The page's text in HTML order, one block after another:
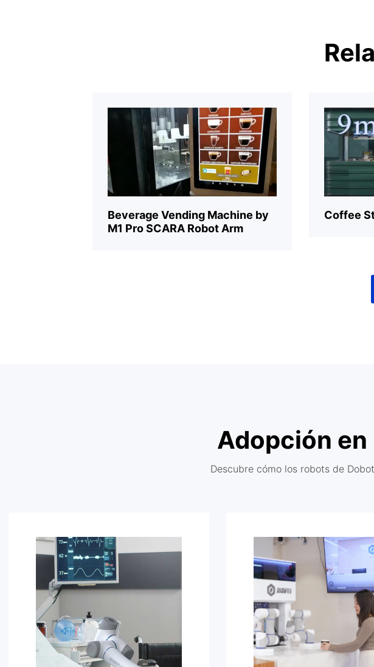
Auto Parts
*He leído y acepto el <Acuerdo de Registro de Usuario>y la
Beverage Vending Machine by
M1 Pro SCARA Robot Arm
Coffee
Adopción
Descubre cómo los robots de